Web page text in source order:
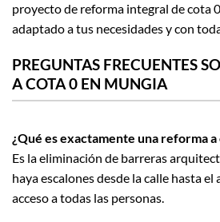
proyecto de reforma integral de cota
adaptado a tus necesidades y con
PREGUNTAS FRECUENTES
A COTA 0 EN MUNGIA
¿Qué es exactamente una reforma a
Es la eliminación de barreras
haya escalones desde la calle hasta
acceso a todas las personas.